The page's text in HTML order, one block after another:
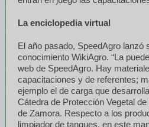
La enciclopedia virtual
El año pasado, SpeedAgro lanzó
conocimiento WikiAgro. “La
web de SpeedAgro. Hay
capacitaciones y de referentes;
ejemplo el de carga que
Cátedra de Protección Vegetal
de Zamora. Respecto a los
limpiador de tanques, en este